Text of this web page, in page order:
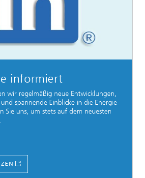
informiert
wir regelmäßig neue Entwicklungen,
spannende Einblicke in die Energie-
Sie uns, um stets auf dem neuesten